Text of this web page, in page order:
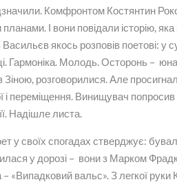
Комфронтом Костянтин
І вони повідали історію,
якось розповів поетові: у
Гармоніка. Молодь. Осторонь – юна
Зіною, розговорилися. Але
і переміщення. Винищувач попросив
Надішле листа.
у своїх спогадах стверджує:
у дорозі – вони з Марком
«Випадковий вальс». З легкої руки